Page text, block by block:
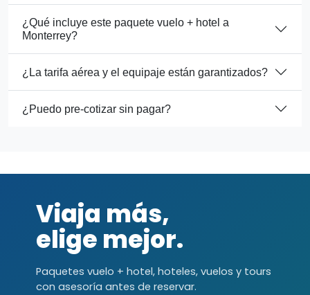
¿Qué incluye este paquete vuelo + hotel a
Monterrey?
¿La tarifa aérea y el equipaje están garantizados?
¿Puedo pre-cotizar sin pagar?
Viaja más,
elige mejor.
Paquetes vuelo + hotel, hoteles, vuelos y tours
con asesoría antes de reservar.